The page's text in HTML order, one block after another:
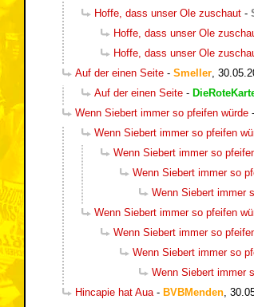
Hoffe, dass unser Ole zuschaut -
Hoffe, dass unser Ole
Hoffe, dass unser Ole
Auf der einen Seite - Smeller
Auf der einen Seite -
Wenn Siebert immer so pfeifen würde -
Wenn Siebert immer so pfeifen
Wenn Siebert immer so
Wenn Siebert immer so
Wenn Siebert immer
Wenn Siebert immer so pfeifen
Wenn Siebert immer so
Wenn Siebert immer so
Wenn Siebert immer
Hincapie hat Aua - BVBMenden